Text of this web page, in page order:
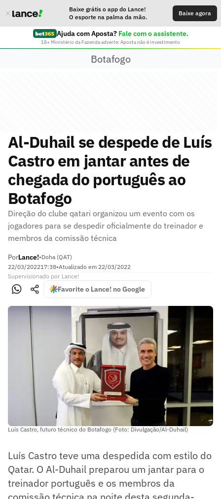
Baixe grátis o app do Lance!
O esporte na palma da mão.
Baixe agora
Ajuda com Aposta? Fale com o assistente.
18+ Ministério da Fazenda adverte: Aposta não é investimento
Botafogo
Al-Duhail se despede de Luís
Castro em jantar antes de
chegada do português ao
Botafogo
Direção do clube qatari organizou um evento com os
jogadores para se despedir oficialmente do treinador e
membros da comissão técnica
PorLance!•Doha (QAT)
22/03/202217:38•Atualizado em 22/03/2022
Supervisionado por Lance!
Favorite o Lance! no Google
Luís Castro, futuro técnico do Botafogo (Foto: Divulgação/Al-Duhail)
Luís Castro teve uma despedida com estilo do
Qatar. O Al-Duhail preparou um jantar para o
treinador português e os membros da